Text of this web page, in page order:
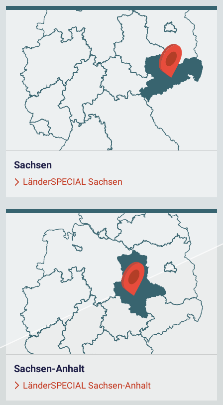
Sachsen
LänderSPECIAL Sachsen
Sachsen-Anhalt
LänderSPECIAL Sachsen-Anhalt